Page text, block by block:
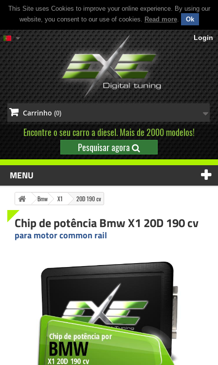
This Site uses Cookies to improve your online experience. By using our
website, you consent to our use of cookies. Read more. Ok
Login
Carrinho (0)
Encontre o seu carro a diesel. Mais de 2000 modelos!
Pesquisar agora
MENU
Bmw X1 20D 190 cv
Chip de potência Bmw X1 20D 190 cv
para motor common rail